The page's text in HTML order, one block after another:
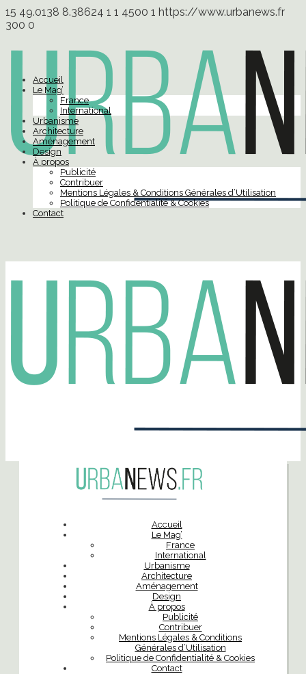
15 49.0138 8.38624 1 1 4500 1 https://www.urbanews.fr
300 0
Accueil
Le Mag’
France
International
Urbanisme
Architecture
Aménagement
Design
À propos
Publicité
Contribuer
Mentions Légales & Conditions Générales d’Utilisation
Politique de Confidentialité & Cookies
Contact
Accueil
Le Mag’
France
International
Urbanisme
Architecture
Aménagement
Design
À propos
Publicité
Contribuer
Mentions Légales & Conditions
Générales d’Utilisation
Politique de Confidentialité & Cookies
Contact